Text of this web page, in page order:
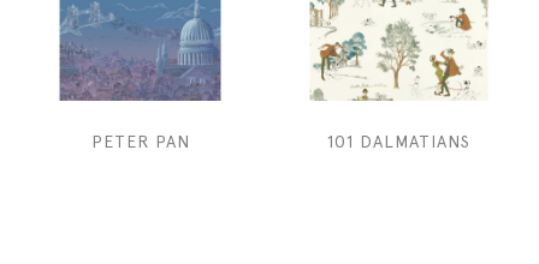
PETER PAN 101 DALMATIANS